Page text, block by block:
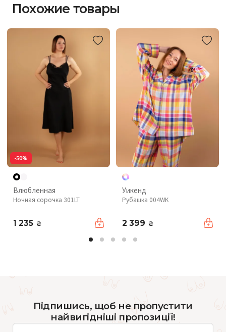
Похожие товары
-50%
Влюбленная
Ночная сорочка 301LT
1 235 ₴
Уикенд
Рубашка 004WK
2 399 ₴
Підпишись, щоб не пропустити
найвигідніші пропозиції!